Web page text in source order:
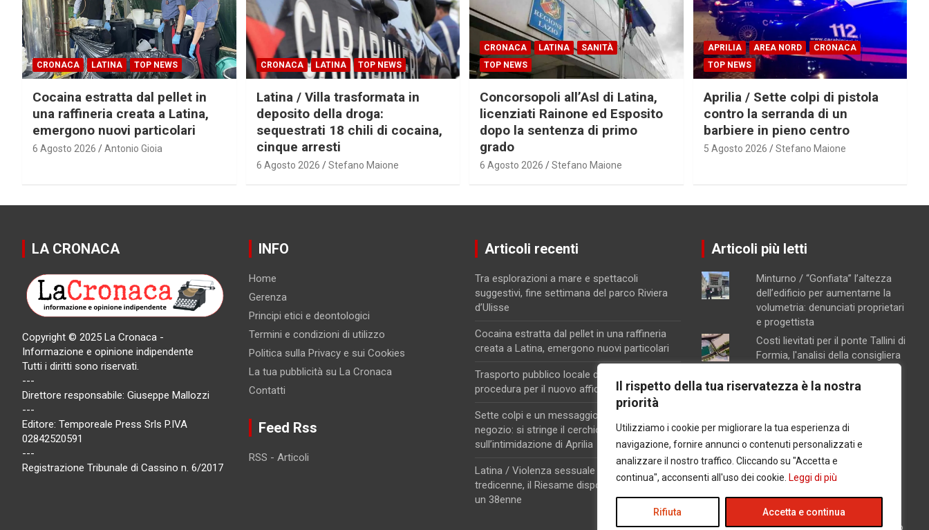
Il rispetto della tua riservatezza è la nostra
priorità
Utilizziamo i cookie per migliorare la tua esperienza di
navigazione, fornire annunci o contenuti personalizzati e
analizzare il nostro traffico. Cliccando su "Accetta e
continua", acconsenti all'uso dei cookie. Leggi di più
Rifiuta Accetta e continua
CRONACA LATINA TOP NEWS
Cocaina estratta dal pellet in
una raffineria creata a Latina,
emergono nuovi particolari
6 Agosto 2026 Antonio Gioia
CRONACA LATINA TOP NEWS
Latina / Villa trasformata in
deposito della droga:
sequestrati 18 chili di cocaina,
cinque arresti
6 Agosto 2026 Stefano Maione
CRONACA LATINA
SANITÀ
TOP NEWS
Concorsopoli all’Asl di Latina,
licenziati Rainone ed Esposito
dopo la sentenza di primo
grado
6 Agosto 2026 Stefano Maione
APRILIA AREA NORD
CRONACA
TOP NEWS
Aprilia / Sette colpi di pistola
contro la serranda di un
barbiere in pieno centro
5 Agosto 2026 Stefano Maione
LA CRONACA
Copyright © 2025 La Cronaca -
Informazione e opinione indipendente
Tutti i diritti sono riservati.
---
Direttore responsabile: Giuseppe Mallozzi
---
Editore: Temporeale Press Srls P.IVA
02842520591
---
Registrazione Tribunale di Cassino n. 6/2017
INFO
Home
Gerenza
Principi etici e deontologici
Termini e condizioni di utilizzo
Politica sulla Privacy e sui Cookies
La tua pubblicità su La Cronaca
Contatti
Feed Rss
RSS - Articoli
Articoli recenti
Tra esplorazioni a mare e spettacoli
suggestivi, fine settimana del parco Riviera
d’Ulisse
Cocaina estratta dal pellet in una raffineria
creata a Latina, emergono nuovi particolari
Trasporto pubblico locale di Latina, attivata la
procedura per il nuovo affidamento
Sette colpi e un messaggio di morte sul
negozio: si stringe il cerchio
sull’intimidazione di Aprilia
Latina / Violenza sessuale su una
tredicenne, il Riesame dispone il carcere per
un 38enne
Articoli più letti
Minturno / “Gonfiata” l’altezza
dell’edificio per aumentarne la
volumetria: denunciati proprietari
e progettista
Costi lievitati per il ponte Tallini di
Formia, l'analisi della consigliera
Chiusura pomeridiana per la
Caso Mendico, crollano le
iscrizioni al Pacinotti di Santi
Cosma e Damiano: soltanto tre
studenti, salta la prima classe
Concorsopoli all’Asl di Latina,
licenziati Rainone ed Esposito
dopo la sentenza di primo grado